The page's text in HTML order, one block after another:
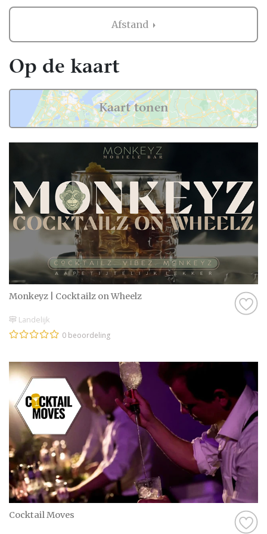
evenementenruimtes tot intieme tuinfeesten.
Ze nemen weinig ruimte in en kunnen
Culinaire keuzes en
professionele service
Het aanbod aan foodtrucks is net zo divers
als de smaken van jullie gasten. Kies
bijvoorbeeld voor Belgische frieten,
gourmetburgers, sushi, taco’s of vegan
opties. Ook voor desserts is er volop keuze:
ijsjes, wafels of een crêpes-bar zijn slechts
enkele voorbeelden.
De aanbieders op deze pagina werken met
passie en professionaliteit. Ze stellen menu’s
op maat samen, houden rekening met
dieetwensen en zorgen ervoor dat alles
soepel verloopt. Jullie hoeven je nergens
zorgen over te maken, zodat jullie volop
kunnen genieten.
Vind de perfecte foodtruck
Laat je inspireren door het brede aanbod
van foodtrucks op Trouwen.nl en ontdek hoe
zij jullie bruiloft in Oost-Vlaanderen - België
nog specialer kunnen maken. Neem
eenvoudig contact op met aanbieders en
kies de foodtruck die perfect bij jullie dag
past. Een smakelijke ervaring is
gegarandeerd!
Afstand
Monkeyz | Cocktailz on Wheelz
Landelijk
0 beoordeling
Cocktail Moves
Op de kaart
Kaart tonen